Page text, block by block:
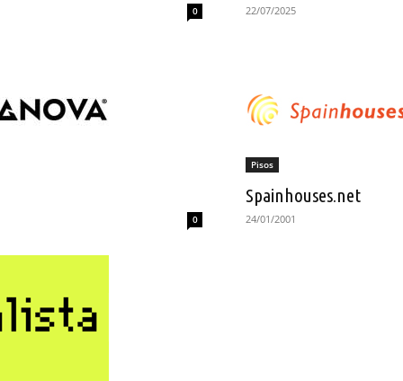
0 22/07/2025
0
Pisos
Spainhouses.net
24/01/2001